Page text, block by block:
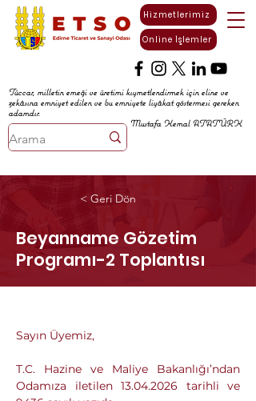
Online İşlemler
Hizmetlerimiz
Tüccar, milletin emeği ve üretimi kıymetlendirmek için eline ve
zekâsına emniyet edilen ve bu emniyete liyâkat göstermesi gereken
adamdır.
Mustafa Kemal ATATÜRK
< Geri Dön
Beyanname Gözetim
Programı-2 Toplantısı
Sayın Üyemiz,
T.C. Hazine ve Maliye Bakanlığı’ndan
Odamıza iletilen 13.04.2026 tarihli ve